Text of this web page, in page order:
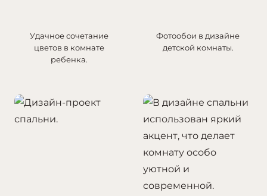
Удачное сочетание
цветов в комнате
ребенка.
Фотообои в дизайне
детской комнаты.